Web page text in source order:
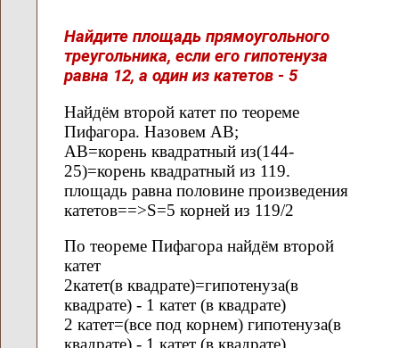
Найдите площадь прямоугольного
треугольника, если его гипотенуза
равна 12, а один из катетов - 5
Найдём второй катет по теореме
Пифагора. Назовем АВ;
АВ=корень квадратный из(144-
25)=корень квадратный из 119.
площадь равна половине произведения
катетов==>S=5 корней из 119/2
По теореме Пифагора найдём второй
катет
2катет(в квадрате)=гипотенуза(в
квадрате) - 1 катет (в квадрате)
2 катет=(все под корнем) гипотенуза(в
квадрате) - 1 катет (в квадрате)